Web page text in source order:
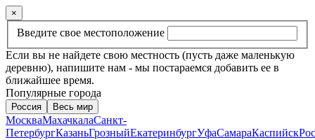
×
Введите свое местоположение
Если вы не найдете свою местность (пусть даже маленькую
деревню), напишите нам - мы постараемся добавить ее в
ближайшее время.
Популярные города
Россия Весь мир
МоскваМахачкалаСанкт-
ПетербургКазаньГрозныйЕкатеринбургУфаСамараКаспийск